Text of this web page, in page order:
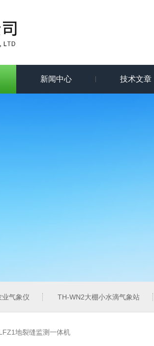
新闻中心 技术文章
气象仪 TH-WN2大棚小水滴气象站
地裂缝监测一体机